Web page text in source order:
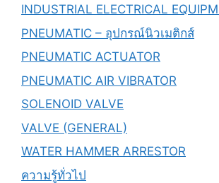
INDUSTRIAL ELECTRICAL
PNEUMATIC – อุปกรณ์นิวเมติกส์
PNEUMATIC ACTUATOR
PNEUMATIC AIR VIBRATOR
SOLENOID VALVE
VALVE (GENERAL)
WATER HAMMER ARRESTOR
ความรู้ทั่วไป